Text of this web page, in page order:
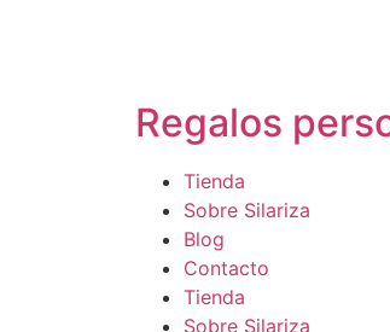
Regalos
Tienda
Sobre Silariza
Blog
Contacto
Tienda
Sobre Silariza